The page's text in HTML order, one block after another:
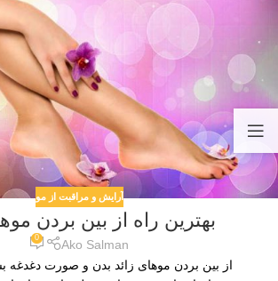
آرایش و مراقبت از مو
بهترین راه از بین بردن
Ako Salman
0
از بین بردن موهای زائد بدن و صورت دغدغه